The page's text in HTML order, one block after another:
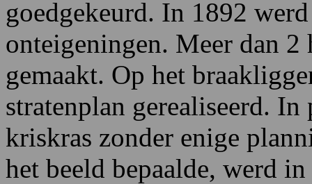
goedgekeurd. In 1892
onteigeningen. Meer dan
gemaakt. Op het
stratenplan gerealiseerd.
kriskras zonder enige
het beeld bepaalde, werd